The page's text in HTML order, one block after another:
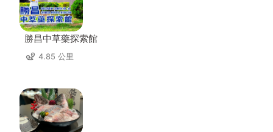
勝昌中草藥探索館
4.85 公里